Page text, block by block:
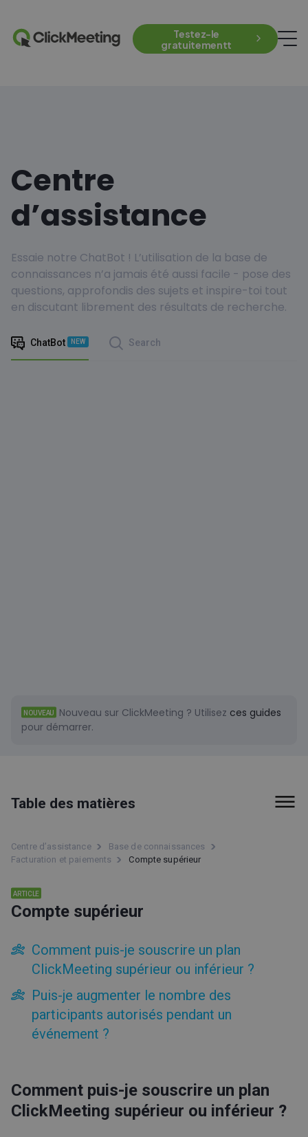
Testez-le
gratuitementt
Centre
d’assistance
Essaie notre ChatBot ! L’utilisation de la base de
connaissances n’a jamais été aussi facile - pose des
questions, approfondis des sujets et inspire-toi tout
en discutant librement des résultats de recherche.
ChatBot NEW Search
NOUVEAU Nouveau sur ClickMeeting ? Utilisez ces guides
pour démarrer.
Table des matières
Salle d'événement
Conseils et astuces
Premiers pas
Facturation et paiements
Modules complémentaires
Paiements
Compte supérieur
Comment puis-je souscrire un plan ClickMeeting supérieur
ou inférieur ?
Compte inférieur
Centre d’assistance
Base de connaissances
Facturation et paiements
Compte supérieur
ARTICLE
Compte supérieur
Comment puis-je souscrire un plan
ClickMeeting supérieur ou inférieur ?
Puis-je augmenter le nombre des
participants autorisés pendant un
événement ?
Comment puis-je souscrire un plan
ClickMeeting supérieur ou inférieur ?